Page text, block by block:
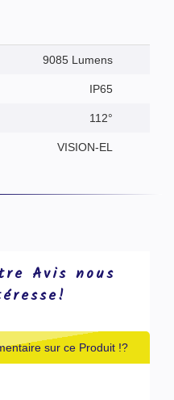
9085 Lumens
IP65
112°
VISION-EL
Avis nous
sur ce Produit !?